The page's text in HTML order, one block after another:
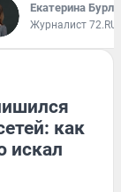
Екатерина
Журналист 72.RU
как
искал